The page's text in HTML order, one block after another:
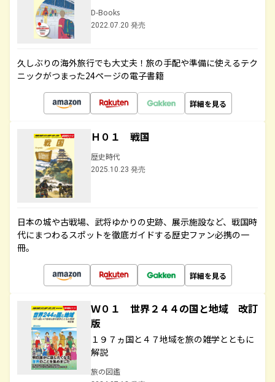
D-Books
2022.07.20 発売
久しぶりの海外旅行でも大丈夫！旅の手配や準備に使えるテク
ニックがつまった24ページの電子書籍
詳細を見る
Ｈ０１ 戦国
歴史時代
2025.10.23 発売
日本の城や古戦場、武将ゆかりの史跡、展示施設など、戦国時
代にまつわるスポットを徹底ガイドする歴史ファン必携の一
冊。
詳細を見る
Ｗ０１ 世界２４４の国と地域 改訂
版
１９７ヵ国と４７地域を旅の雑学とともに
解説
旅の図鑑